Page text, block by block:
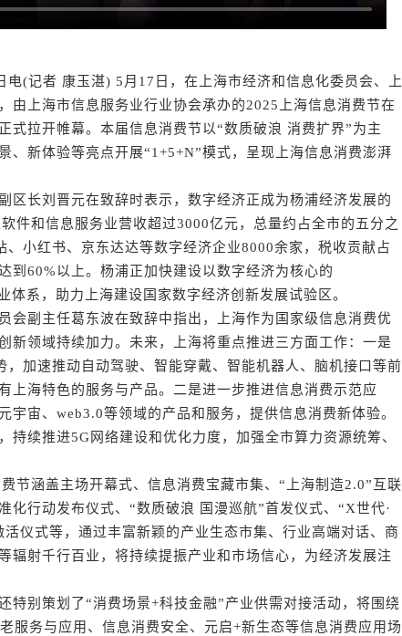
(记者 康玉湛) 5月17日，在上海市经济和信息化委员会、上
由上海市信息服务业行业协会承办的2025上海信息消费节在
式拉开帷幕。本届信息消费节以“数质破浪 消费扩界”为主
、新体验等亮点开展“1+5+N”模式，呈现上海信息消费澎湃
长刘晋元在致辞时表示，数字经济正成为杨浦经济发展的
件和信息服务业营收超过3000亿元，总量约占全市的五分之
、小红书、京东达达等数字经济企业8000余家，税收贡献占
到60%以上。杨浦正加快建设以数字经济为核心的
体系，助力上海建设国家数字经济创新发展试验区。
副主任葛东波在致辞中指出，上海作为国家级信息消费优
新领域持续加力。未来，上海将重点推进三方面工作：一是
，加速推动自动驾驶、智能穿戴、智能机器人、脑机接口等前
上海特色的服务与产品。二是进一步推进信息消费示范应
宇宙、web3.0等领域的产品和服务，提供信息消费新体验。
持续推进5G网络建设和优化力度，加强全市算力资源统筹、
涵盖主场开幕式、信息消费宝藏市集、“上海制造2.0”互联
化行动发布仪式、“数质破浪 国漫巡航”首发仪式、“X世代·
仪式等，通过丰富新颖的产业生态市集、行业高端对话、商
辐射千行百业，将持续提振产业和市场信心，为经济发展注
别策划了“消费场景+科技金融”产业供需对接活动，将围绕
服务与应用、信息消费安全、元启+新生态等信息消费应用场